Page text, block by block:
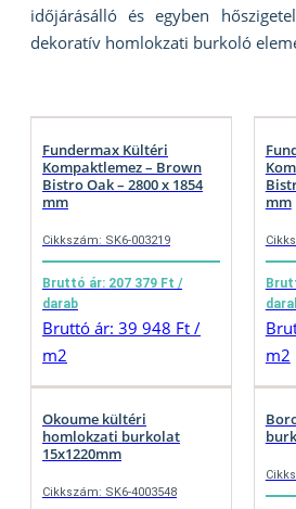
időjárásálló és egyben
dekoratív homlokzati burkoló
Fundermax Kültéri
Kompaktlemez – Brown
Bistro Oak – 2800 x 1854
mm
Cikkszám: SK6-003219
Bruttó ár: 207 379 Ft /
darab
Bruttó ár: 39 948 Ft /
m2
mm
m2
Okoume kültéri
homlokzati burkolat
15x1220mm
Cikkszám: SK6-4003548